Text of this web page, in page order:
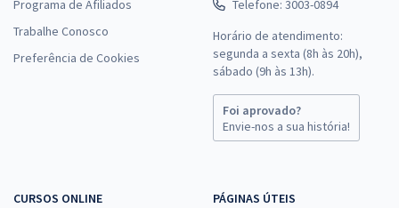
Programa de Afiliados
Trabalhe Conosco
Preferência de Cookies
Telefone: 3003-0894
Horário de atendimento:
segunda a sexta (8h às 20h),
sábado (9h às 13h).
Foi aprovado?
Envie-nos a sua história!
CURSOS ONLINE PÁGINAS ÚTEIS